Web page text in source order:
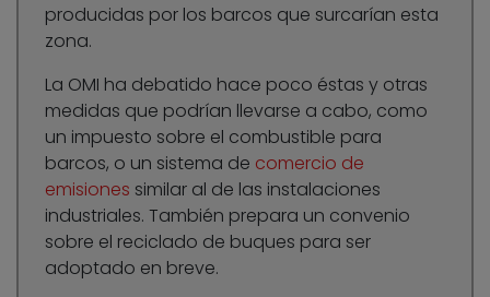
producidas por los barcos que surcarían esta
zona.
La OMI ha debatido hace poco éstas y otras
medidas que podrían llevarse a cabo, como
un impuesto sobre el combustible para
barcos, o un sistema de comercio de
emisiones similar al de las instalaciones
industriales. También prepara un convenio
sobre el reciclado de buques para ser
adoptado en breve.